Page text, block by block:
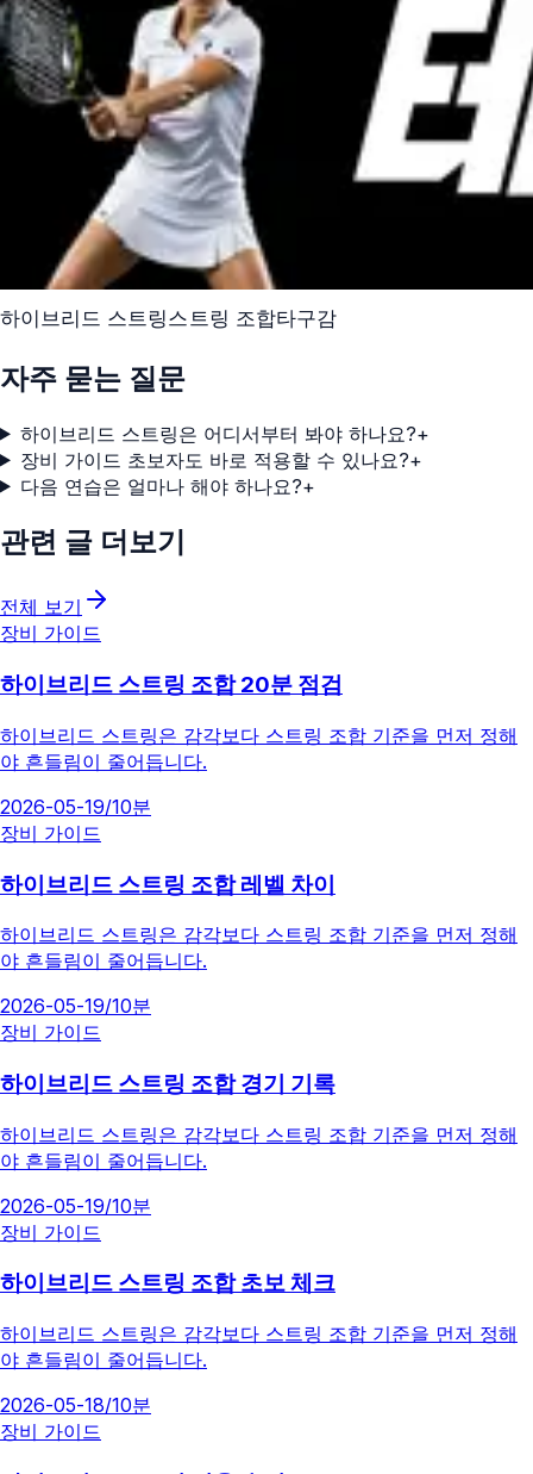
하이브리드 스트링스트링 조합타구감
자주 묻는 질문
하이브리드 스트링은 어디서부터 봐야 하나요?+
장비 가이드 초보자도 바로 적용할 수 있나요?+
다음 연습은 얼마나 해야 하나요?+
관련 글 더보기
전체 보기
장비 가이드
하이브리드 스트링 조합 20분 점검
하이브리드 스트링은 감각보다 스트링 조합 기준을 먼저 정해
야 흔들림이 줄어듭니다.
2026-05-19/10분
장비 가이드
하이브리드 스트링 조합 레벨 차이
하이브리드 스트링은 감각보다 스트링 조합 기준을 먼저 정해
야 흔들림이 줄어듭니다.
2026-05-19/10분
장비 가이드
하이브리드 스트링 조합 경기 기록
하이브리드 스트링은 감각보다 스트링 조합 기준을 먼저 정해
야 흔들림이 줄어듭니다.
2026-05-19/10분
장비 가이드
하이브리드 스트링 조합 초보 체크
하이브리드 스트링은 감각보다 스트링 조합 기준을 먼저 정해
야 흔들림이 줄어듭니다.
2026-05-18/10분
장비 가이드